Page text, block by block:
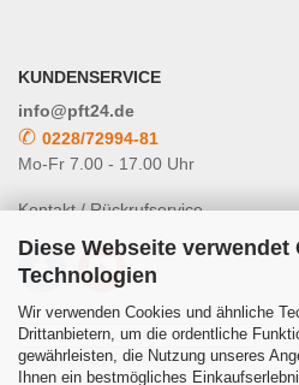
Diese Webseite
Technologien
Wir verwenden Cookies und ähnliche
Drittanbietern, um die ordentliche
gewährleisten, die Nutzung unseres
Ihnen ein bestmögliches
KUNDENSERVICE
info@pft24.de
✆ 0228/72994-81
Mo-Fr 7.00 - 17.00 Uhr
Kontakt / Rückrufservice
Powered by Translate